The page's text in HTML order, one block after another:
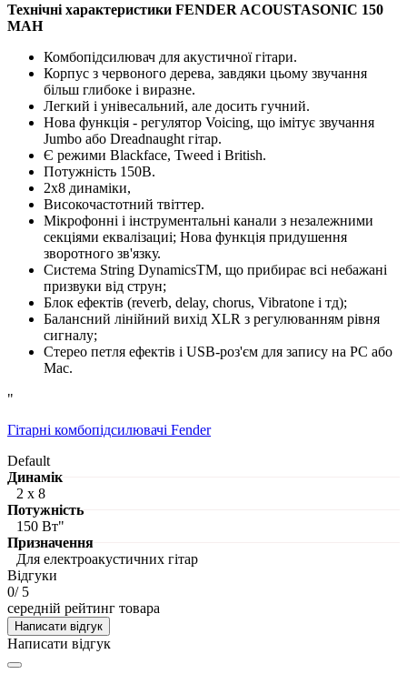
Технічні характеристики FENDER ACOUSTASONIC 150
MAH
Комбопідсилювач для акустичної гітари.
Корпус з червоного дерева, завдяки цьому звучання
більш глибоке і виразне.
Легкий і унівесальний, але досить гучний.
Нова функція - регулятор Voicing, що імітує звучання
Jumbo або Dreadnaught гітар.
Є режими Blackface, Tweed і British.
Потужність 150В.
2х8 динаміки,
Високочастотний твіттер.
Мікрофонні і інструментальні канали з незалежними
секціями еквалізациі; Нова функція придушення
зворотного зв'язку.
Система String DynamicsTM, що прибирає всі небажані
призвуки від струн;
Блок ефектів (reverb, delay, chorus, Vibratone і тд);
Балансний лінійний вихід XLR з регулюванням рівня
сигналу;
Стерео петля ефектів і USB-роз'єм для запису на PC або
Mac.
"
Гітарні комбопідсилювачі Fender
Default
Динамік
2 х 8
Потужність
150 Вт"
Призначення
Для електроакустичних гітар
Відгуки
0/ 5
середній рейтинг товара
Написати відгук
Написати відгук